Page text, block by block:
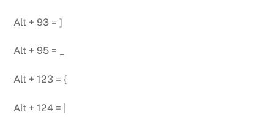
Alt + 93 = ]
Alt + 95 = _
Alt + 123 = {
Alt + 124 = |